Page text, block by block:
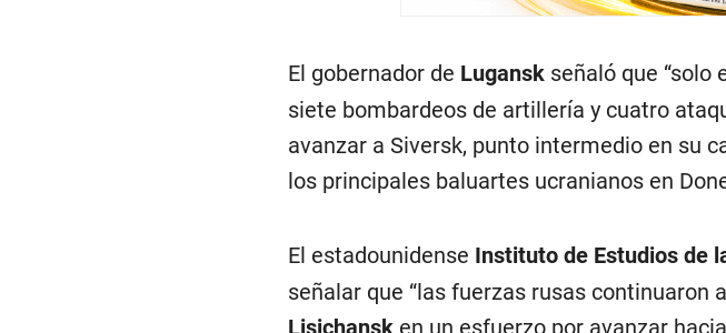
El gobernador de Lugansk señaló que “solo
siete bombardeos de artillería y cuatro
avanzar a Siversk, punto intermedio en su
los principales baluartes ucranianos en
El estadounidense Instituto de Estudios de
señalar que “las fuerzas rusas
Lisichansk en un esfuerzo por avanzar